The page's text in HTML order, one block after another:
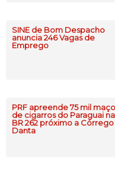
SINE de Bom Despacho
anuncia 246 Vagas de
Emprego
PRF apreende 75 mil
de cigarros do Paraguai na
BR 262 próximo a Córrego
Danta